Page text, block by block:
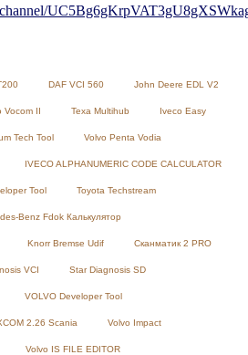
DAF VCI 560 John Deere EDL V2
Vocom II Texa Multihub Iveco Easy
Tech Tool Volvo Penta Vodia
IVECO ALPHANUMERIC CODE CALCULATOR
Tool Toyota Techstream
Benz Fdok Калькулятор
Knorr Bremse Udif Сканматик 2 PRO
VCI Star Diagnosis SD
VOLVO Developer Tool
2.26 Scania Volvo Impact
Volvo IS FILE EDITOR